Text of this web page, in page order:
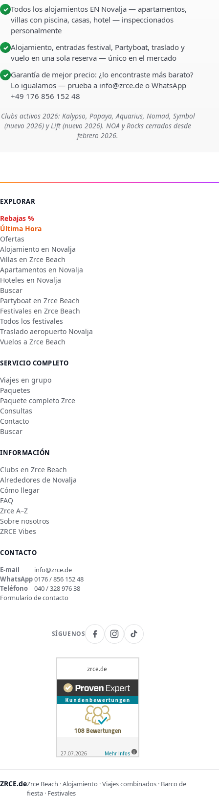
✓ Todos los alojamientos EN Novalja — apartamentos,
villas con piscina, casas, hotel — inspeccionados
personalmente
✓ Alojamiento, entradas festival, Partyboat, traslado y
vuelo en una sola reserva — único en el mercado
✓ Garantía de mejor precio: ¿lo encontraste más barato?
Lo igualamos — prueba a info@zrce.de o WhatsApp
+49 176 856 152 48
Clubs activos 2026: Kalypso, Papaya, Aquarius, Nomad, Symbol
(nuevo 2026) y Lift (nuevo 2026). NOA y Rocks cerrados desde
febrero 2026.
EXPLORAR
Rebajas %
Última Hora
Ofertas
Alojamiento en Novalja
Villas en Zrce Beach
Apartamentos en Novalja
Hoteles en Novalja
Buscar
Partyboat en Zrce Beach
Festivales en Zrce Beach
Todos los festivales
Traslado aeropuerto Novalja
Vuelos a Zrce Beach
SERVICIO COMPLETO
Viajes en grupo
Paquetes
Paquete completo Zrce
Consultas
Contacto
Buscar
INFORMACIÓN
Clubs en Zrce Beach
Alrededores de Novalja
Cómo llegar
FAQ
Zrce A–Z
Sobre nosotros
ZRCE Vibes
CONTACTO
E-mail
info@zrce.de
WhatsApp0176 / 856 152 48
Teléfono
040 / 328 976 38
Formulario de contacto
SÍGUENOS
ZRCE.deZrce Beach · Alojamiento · Viajes combinados · Barco de
fiesta · Festivales